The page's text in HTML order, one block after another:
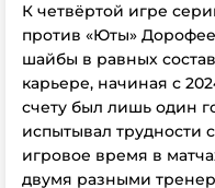
К четвёртой игре
против «Юты»
шайбы в равных
карьере, начиная с
счету был лишь один
испытывал трудности
игровое время в
двумя разными